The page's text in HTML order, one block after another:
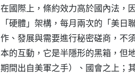
在國際上，條約效力高於國內法，
「硬體」架構，每月兩次的「美
作、發展與需要進行秘密磋商，不
本的互動，它是半隱形的黑箱，但
期間出自美軍之手）、國會之上；